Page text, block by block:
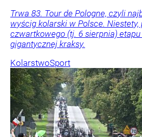
Trwa 83. Tour de Pologne, czyli
wyścig kolarski w Polsce. Niestety,
czwartkowego (tj. 6 sierpnia) etapu
gigantycznej kraksy.
KolarstwoSport